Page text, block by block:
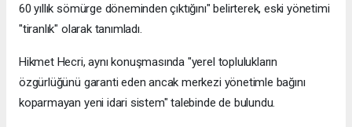
60 yıllık sömürge döneminden çıktığını" belirterek, eski yönetimi
"tiranlık" olarak tanımladı.
Hikmet Hecri, aynı konuşmasında "yerel toplulukların
özgürlüğünü garanti eden ancak merkezi yönetimle bağını
koparmayan yeni idari sistem" talebinde de bulundu.